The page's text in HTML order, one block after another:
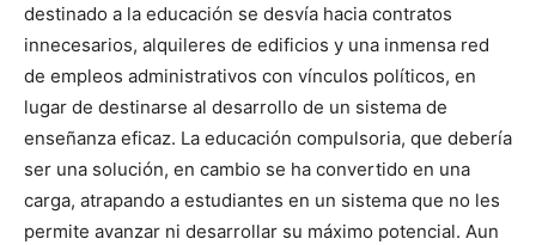
destinado a la educación se desvía hacia contratos
innecesarios, alquileres de edificios y una inmensa red
de empleos administrativos con vínculos políticos, en
lugar de destinarse al desarrollo de un sistema de
enseñanza eficaz. La educación compulsoria, que debería
ser una solución, en cambio se ha convertido en una
carga, atrapando a estudiantes en un sistema que no les
permite avanzar ni desarrollar su máximo potencial. Aun